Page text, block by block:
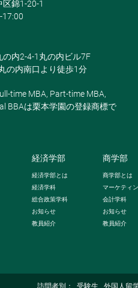
訪問者別： 受験生 外国人留
錦1-20-1
17:00
内2-4-1丸の内ビル7F
の内南口より徒歩1分
time MBA, Part-time MBA,
BBAは栗本学園の登録商標で
経済学部
経済学部とは
経済学科
総合政策学科
お知らせ
教員紹介
商学部
商学部とは
マーケティ
会計学科
お知らせ
教員紹介